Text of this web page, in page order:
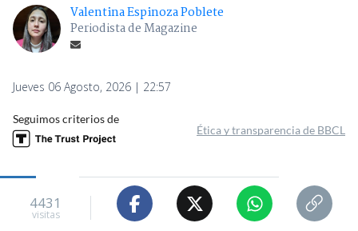
Valentina Espinoza Poblete
Periodista de Magazine
Jueves 06 Agosto, 2026 | 22:57
Seguimos criterios de
Ética y transparencia de BBCL
4431
visitas